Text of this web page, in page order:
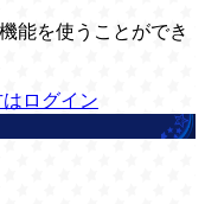
能を使うことができ
ログイン